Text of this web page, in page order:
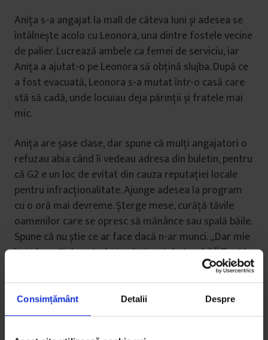
Consimțământ Detalii Despre
Anița s-a angajat la mall de câteva luni și adesea se
întâlnește acolo cu Leonora, una dintre fostele vecine
de palier. Lucrează ambele ca femei de serviciu, iar
Anița a ajutat-o pe Leonora să obțină slujba. După ce
a fost evacuată, Leonora s-a mutat într-o casă care
stă să cadă, unde locuiau deja părinții și fratele mai
mic.
Anița are șase clase, dar spune că mulți angajatori o
refuzau abia când îi vedeau adresa din buletin, pentru
că G2 e un loc de evitat din cauza reputației locale
pentru infracționalitate. Ajunge adesea la program
cu o oră mai devreme. Șterge mese, curăță tăvile
oamenilor care se opresc să mănânce sau spală băile.
Spune că nu știe ce ar face dacă n-ar munci. „Dar mie
îmi place. Și doar trebuie să-ți vezi de treabă.” Toată
perioada iernii prefera să stea la muncă, pentru că la
mall era mai cald decât acasă.
Când nu e la muncă, Anița mai face curățenie în